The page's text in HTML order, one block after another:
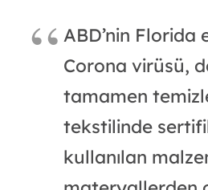
ABD’nin Florida
Corona virüsü,
tamamen
tekstilinde
kullanılan